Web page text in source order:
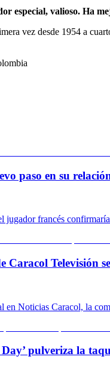
especial, valioso. Ha
vez desde 1954 a
paso en su
jugador francés
Caracol Televisión
en Noticias Caracol, la
pulveriza la